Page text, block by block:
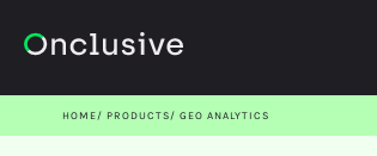
HOME PRODUCTS GEO ANALYTICS